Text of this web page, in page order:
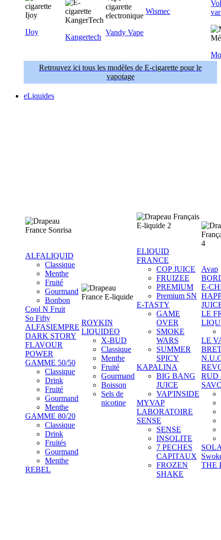
IJoy
Kangertech
Vandy Vape
Wismec
Retrouvez ici tous les modèles de E-cigarette pour le
vapotage
eLiquides
ALFALIQUID
Classique
Menthe
Fruité
Gourmand
Bonbon
Cool N Fruit
So Fifty
ALFASIEMPRE
DARK STORY
FLAVOUR
POWER
GAMME 50/50
Classique
Drink
Fruité
Gourmand
Menthe
GAMME 80/20
Classique
Drink
Fruités
Gourmand
Menthe
REBEL
ROYKIN
LIQUIDEO
X-BUD
Classique
Menthe
Fruité
Gourmand
Boisson
Sels de
nicotine
ELIQUID
FRANCE
COP JUICE
FRUIZEE
PREMIUM
Premium SN
E-TASTY
GAME
OVER
SMOKE
WARS
SUMMER
SPICY
KAPALINA
BIG BANG
JUICE
VAP'INSIDE
MYVAP
LABORATOIRE
SENSE
SENSE
INSOLITE
7 PECHES
CAPITAUX
FROZEN
SHAKE
Avap
E-
LE
LE
RUD
THE